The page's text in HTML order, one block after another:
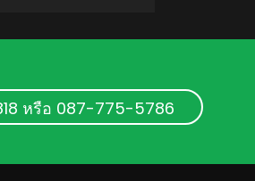
หรือ 087-775-5786